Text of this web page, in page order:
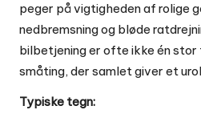
peger på vigtigheden af rolige
nedbremsning og bløde
bilbetjening er ofte ikke én
småting, der samlet giver et
Typiske tegn: